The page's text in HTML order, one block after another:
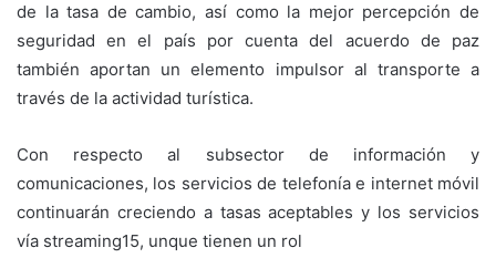
de la tasa de cambio, así como la mejor percepción de
seguridad en el país por cuenta del acuerdo de paz
también aportan un elemento impulsor al transporte a
través de la actividad turística.
Con respecto al subsector de información y
comunicaciones, los servicios de telefonía e internet móvil
continuarán creciendo a tasas aceptables y los servicios
vía streaming15, unque tienen un rol